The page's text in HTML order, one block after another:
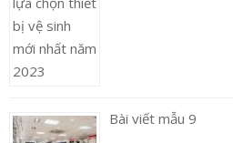
Bài viết mẫu 9